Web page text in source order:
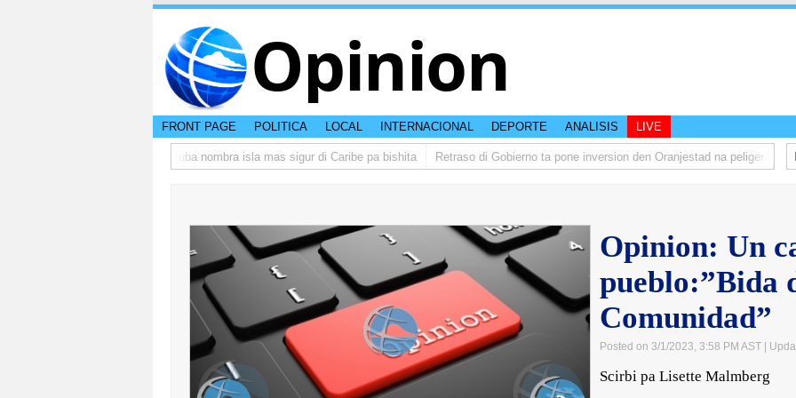
Opinion
FRONT PAGE POLITICA LOCAL INTERNACIONAL DEPORTE ANALISIS LIVE
CISI: Aruba nombra isla mas sigur di Caribe pa bishita Retraso di Gobierno ta pone inversion den Oranjestad na peliger
Opinion: Un
pueblo:”Bida
Comunidad”
Posted on 3/1/2023, 3:58 PM AST |
Scirbi pa Lisette Malmberg